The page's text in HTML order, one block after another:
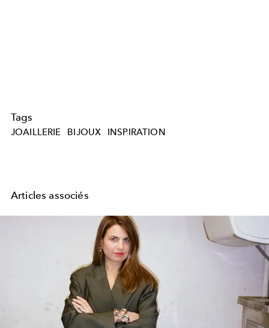
Tags
JOAILLERIE BIJOUX INSPIRATION
Articles associés